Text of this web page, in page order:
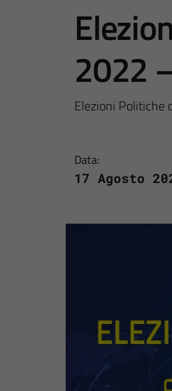
2022
Elezioni Politiche
Data:
17 Agosto